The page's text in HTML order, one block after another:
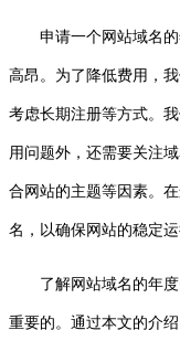
申请一个网站域名的
高昂。为了降低费用，
考虑长期注册等方式。
用问题外，还需要关注
合网站的主题等因素。
名，以确保网站的稳定
了解网站域名的年
重要的。通过本文的介